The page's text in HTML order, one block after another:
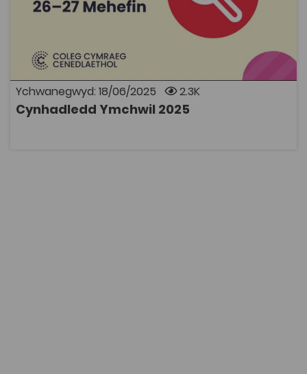
Ychwanegwyd: 18/06/2025 2.3K
Cynhadledd Ymchwil 2025
Cynhadledd
Cynhaliwyd y Gynhadledd Ymchwil ar 26–27 Mehefin
ym Mhrifysgol Aberystwyth a'r Llyfrgell Genedlaethol,
ac fe’i ffrydiwyd ar sianel YouTube y Coleg. Mae
modd gweld recordiadau o'r sesiynau a chopiau o'r
posteri ymchwil drwy glicio ar y dolenni isod.